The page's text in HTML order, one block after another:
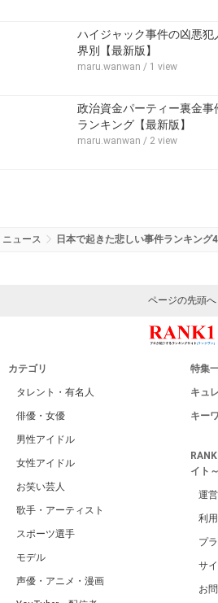
ハイジャック事件の凶悪
界別【最新版】
maru.wanwan / 1 view
政治資金パーティー裏金
ランキング【最新版】
maru.wanwan / 2 view
ニュース 日本で起きた悲しい事件ランキング
ページの先頭へ
カテゴリ
タレント・有名人
俳優・女優
男性アイドル
女性アイドル
お笑い芸人
歌手・アーティスト
スポーツ選手
モデル
声優・アニメ・漫画
特集
キュ
キー
イト
運
利
プ
サ
お